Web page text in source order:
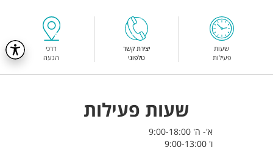
שעות
פעילות
יצירת קשר
טלפוני
דרכי
הגעה
שעות פעילות
א'- ה' 9:00-18:00
ו' 9:00-13:00